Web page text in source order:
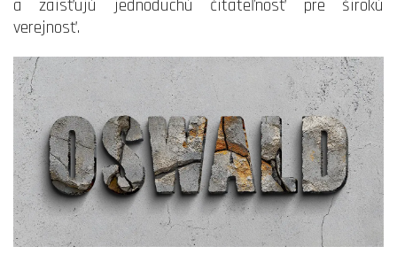
a zaisťujú jednoduchú čitateľnosť pre širokú
verejnosť.